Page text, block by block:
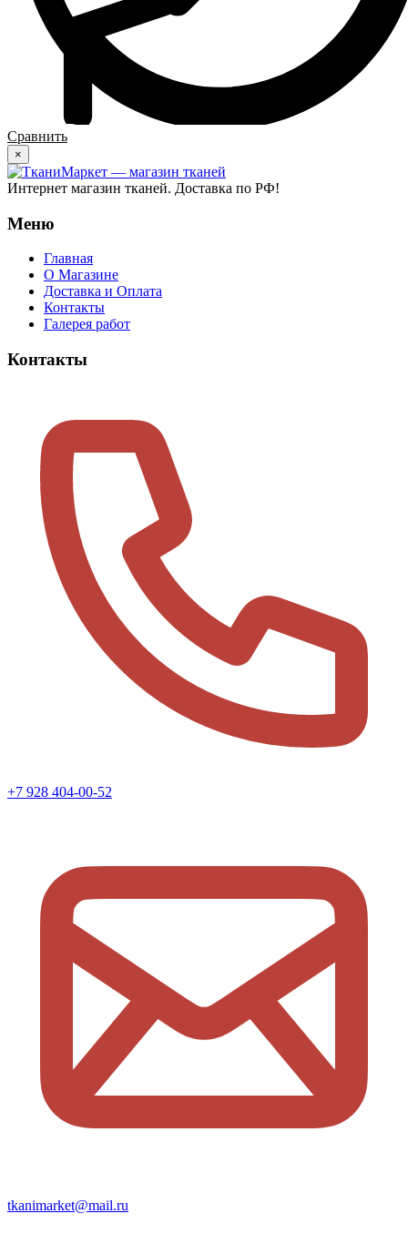
Сравнить
×
Интернет магазин тканей. Доставка по РФ!
Меню
Главная
О Магазине
Доставка и Оплата
Контакты
Галерея работ
Контакты
+7 928 404-00-52
tkanimarket@mail.ru